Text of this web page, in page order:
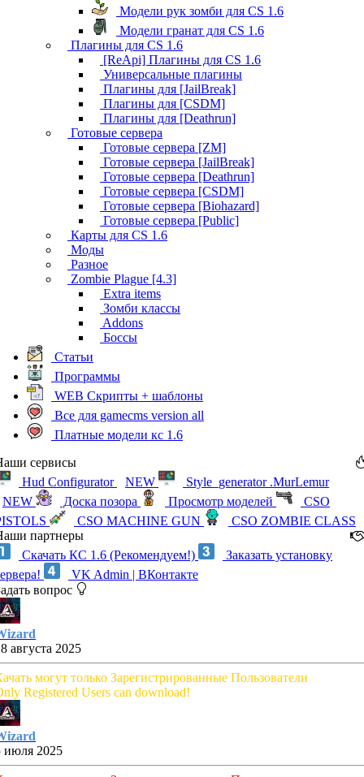
Модели рук зомби для CS 1.6
Модели гранат для CS 1.6
Плагины для CS 1.6
[ReApi] Плагины для CS 1.6
Универсальные плагины
Плагины для [JailBreak]
Плагины для [CSDM]
Плагины для [Deathrun]
Готовые сервера
Готовые сервера [ZM]
Готовые сервера [JailBreak]
Готовые сервера [Deathrun]
Готовые сервера [CSDM]
Готовые сервера [Biohazard]
Готовые сервера [Public]
Карты для CS 1.6
Моды
Разное
Zombie Plague [4.3]
Extra items
Зомби классы
Addons
Боссы
Статьи
Программы
WEB Скрипты + шаблоны
Все для gamecms version all
Платные модели кс 1.6
сервисы
Hud Configurator
NEW
Style_generator .MurLemur
NEW
Доска позора Просмотр моделей
CSO
CSO MACHINE GUN
CSO ZOMBIE CLASS
партнеры
Скачать КС 1.6 (Рекомендуем!)
Заказать установку
VK Admin | ВКонтакте
вопрос
августа 2025
могут только Зарегистрированные Пользователи
Registered Users can download!
июля 2025